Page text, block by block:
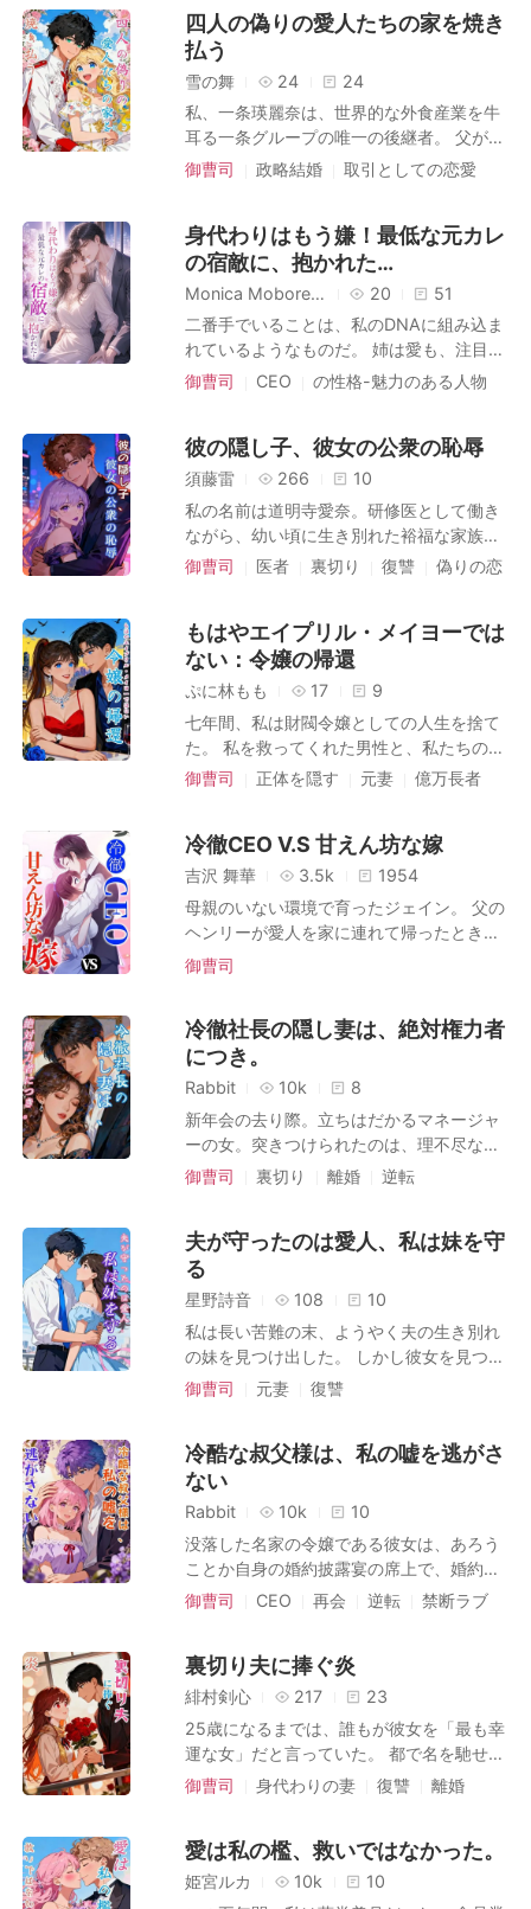
ろ」眉をひそめた彼はアシスタントに命令
した。「昨夜、俺の部屋に誰がいたか知り
たいんだ」 —あの女を見つけたら、ただで
は済まさないぞ— そして、物語はどうなる
のだろうか？
は、彼の恋人になった。 そんなある日、彼
の幼馴染である佳純が街に帰ってきた。彼
は私に、彼女と結婚すると告げ、手切れ金
を提示した。私の12年間の人生の対価とし
て、数億円を。
三角関係
四人の偽りの愛人たちの家を焼き
払う
雪の舞 24
24
私、一条瑛麗奈は、世界的な外食産業を牛
耳る一条グループの唯一の後継者。 父が引
き取った四人の孤児は、私の守護者であ
ものだった。 けれど、彼は私を愛してはい
なかった。 彼が愛していたのは、私が後援
していたインターンの月島瑠奈。 私との結
婚は、遺産を確保するためのビジネスディ
ールに過ぎないと、彼は瑠奈に約束してい
た。 私をもっと依存させるため、彼は巨大
なシャンデリアが私を押し潰しそうになる
彼は、瑠奈を慰めるのに忙しく、私が危険
に晒されていることに気づきもしなかっ
た。 兄と呼んでいた他の三人も、彼らの味
方をした。 私を「嫉妬深い性悪女」と罵っ
て。 あの死の淵をさまよってから、彼らへ
の愛は消え失せた。 私は、ついに諦めた。
って泣き濡れる隠し撮り映像が流された時
も、私は泣かなかった。 私は、微笑んだ。
なぜなら、彼らは知らない。 私自身が監視
カメラの映像を持っていることを。 そし
て、彼らの汚らわしい秘密を、一つ残らず
暴き立てようとしていることを。
御曹司 政略結婚
取引としての恋愛
身代わりはもう嫌！最低な元カレ
の宿敵に、抱かれた…
Monica Moboreader 20
51
二番手でいることは、私のDNAに組み込ま
れているようなものだ。 姉は愛も、注目
も、脚光も独り占めしてきた。 そして今度
に魅力的な、街の憧れの的。 姉が姿を消し
た後、両親は私にこの婚約を押し付けた
が、 正直なところ私は気にしていなかっ
た。 私は何年も前から彼に惹かれていたの
だ。 これが私のチャンスであり、 ついに
私が選ばれる番なのだと思っていた。 しか
を平手打ちした。 マグカップのことで。
姉が何年も前に彼に贈った、ひび割れた醜
いマグカップのことで。 その時、私は悟っ
た。 彼は私を愛してなどおらず、私のこと
を見てすらいないと。 私はただ、彼が本当
に望む女性のための、体温を持った身代わ
りにすぎなかったのだ。 どうやら私には、
別れを告げて、これから起こる大惨事に備
えた。両親は取り乱し、元婚約者は億万長
者としての癇癪を起こし、彼の恐ろしい家
族は私の破滅を企てるだろう。 当然、私に
はアルコールが必要だった。 大量のアルコ
ールが。 そこへ、ある男が現れた。 長身
的。 ただ存在するだけで罪を犯したくなる
ような男。 彼とは以前に一度だけ会ったこ
とがあり、その夜、酔って自己憐憫に浸る
私と同じバーに偶然居合わせていたのだ。
そこで私は、唯一の論理的な行動に出た。
彼をホテルの部屋に引きずり込み、服を脱
がせたのだ。 無謀で、 愚かで、 完全に軽
果的に、私がこれまで下した中で最高の決
断でもあった。 なぜなら、その一夜限りの
相手は、ただの通りすがりの男ではなかっ
たからだ。 彼は元婚約者よりも裕福で、私
の家族の誰よりも権力があり、私が火遊び
をするには危険すぎる存在だった。 そして
今、彼は私を手放そうとしない。
御曹司 CEO
の性格-魅力のある人物
恋愛
世界観-都市
彼の隠し子、彼女の公衆の恥辱
須藤雷 266
10
私の名前は道明寺愛奈。研修医として働き
ながら、幼い頃に生き別れた裕福な家族
と、ようやく再会を果たした。私には愛情
で、そして脆い嘘だった。 その嘘が粉々に
砕け散ったのは、ある火曜日のこと。婚約
者の海斗が役員会議だと言っていたのに、
のを見つけてしまったから。朝倉希良。五
年前、私に罪を着せようとして精神を病ん
だと聞かされていた女。 落ちぶれた姿では
斗の腕の中で笑うレオという小さな男の子
を抱いていた。 漏れ聞こえてきた会話。レ
オは二人の息子。私はただの「繋ぎ」。海
斗が私の実家のコネを必要としなくなるま
での、都合のいい存在。そして、私の両
親…道明寺家の人間も、すべてを知ってい
のすべてが――愛情深い両親も、献身的な
婚約者も、ようやく手に入れたはずの安心
も――すべてが、巧妙に仕組まれた舞台装
置だった。そして私は、主役を演じる愚か
な道化に過ぎなかった。海斗が、本物の家
族の隣に立ちながら私に送ってきた「会
議、今終わった。疲れたよ。会いたいな。
な嘘のメッセージが、最後のとどめになっ
た。 奴らは私を哀れだと思っていた。馬鹿
だと思っていた。 その考えが、どれほど間
違っていたか。もうすぐ、思い知ることに
なる。
御曹司 医者 裏切り 復讐
偽りの恋
もはやエイプリル・メイヨーでは
ない：令嬢の帰還
ぷに林もも 17
9
七年間、私は財閥令嬢としての人生を捨て
た。 私を救ってくれた男性と、私たちの息
子と共に、ささやかな家で暮らすために。
をまとって帰ってきた夜だった。 彼はその
浮気を「経営統合」だなんて呼んだけれ
ど、ゴシップ記事が真実を物語っていた。
彼は家族よりも、権力を選んだのだ。 彼の
母親は私たちを本邸に呼びつけ、彼の愛人
が「唯一の正統な後継者」を妊娠したと発
事を与え、息子は養子としてなら置いてや
ると言った。 私がすべてを捧げたパートナ
ー、その男は、母親が公衆の面前で私たち
母子の存在を消し去っていくのを、ただ黙
って隣に立って見ていた。 五歳の息子が、
震える声で私を見上げて尋ねた。 その問い
が、私の心の最後の欠片を破壊した。 「マ
息子の誕生日にやってきた。 彼の愛人は、
私たちを騙して婚約パーティーに出席させ
た。 そこで彼は、私たちの息子を床に突き
飛ばし、自分の子ではないと否定した。 彼
の家族が私に襲いかかる中、息子は助けを
求めて彼に懇願した。 彼を「旦那様」と呼
びながら。 その瞬間、彼が知っていた女は
ら永遠に歩み去った。 そして、私が捨てた
帝国に電話をかけた。 世界が私の本当の名
前を思い出す時が来たのだ。
御曹司 正体を隠す 元妻
億万長者
冷徹CEO V.S 甘えん坊な嫁
吉沢 舞華 3.5k
1954
母親のいない環境で育ったジェイン。 父の
ヘンリーが愛人を家に連れて帰ったとき、
彼女の人生は絶望の淵に落ちてしまった。
分が犠牲になっても構わないと思った彼女
は、父が欲しがっていた土地のために金持
ちのCEOと結婚した。でも、彼女の失敗と
かった。母親の死の真相を明らかにするた
めに、ジェインは命をかけた。あれは事故
なのか？それとも殺人？継母が父を裏切っ
決めた。 この世界でひとりぼっちになった
とき, ジェインは元彼と出会った。彼の優
しさは、彼への愛情を再燃させるだろう
か？彼女は結婚生活を続けられるのだろう
か？
御曹司
冷徹社長の隠し妻は、絶対権力者
につき。
Rabbit 10k
8
新年会の去り際。立ちはだかるマネージャ
ーの女。突きつけられたのは、理不尽な支
払強要。 架空請求だと一蹴する私。だが女
を塗る気か？死にたいようだな」 反論も許
さず、女は袖を捲り上げ、私を指弾する。
「私の正体を知らないと？ グループ総帥、
人』よ！」 思考停止。あの人と結婚したの
は、紛れもなく私だ。なぜ赤の他人が
「妻」を騙る？ 次の瞬間、私は夫へコール
『二番目の妻』を囲っていたの？」
御曹司 裏切り 離婚
逆転
夫が守ったのは愛人、私は妹を守
る
星野詩音 108
10
私は長い苦難の末、ようやく夫の生き別れ
の妹を見つけ出した。 しかし彼女を見つけ
たときには、すでに瀕死の状態だった。 慌
まう。 ところが相手は、私に土下座を強要
し、さらに修理代として1000万の賠償を求
めてきた。 私は必死に訴えた。「明らかに
どうして全部私の責任になるの!?それに、
人の命がかかってるの。まずは病院に行か
せて！」 けれど女は私を乱暴に突き飛ばし
日、うちの夫が買ってくれたばかりなの
よ。あんたみたいな貧乏人にぶつけられる
なんて最悪！」 「私の夫は京都一の大富豪
の後継者よ。命なんて2つでも10あっても
関係ない！」 私は数秒、言葉を失った。
――大富豪の後継者？ 目の前の横柄な女
は一体どうなる……？
御曹司 元妻
復讐
冷酷な叔父様は、私の嘘を逃がさ
ない
Rabbit 10k
10
没落した名家の令嬢である彼女は、あろう
ことか自身の婚約披露宴の席上で、婚約者
より公然と辱めを受け、婚約破棄を突きつ
と、彼の叔父であり絶大な権勢を誇る実力
者の子を身籠ったと、偽りの告白をしたの
である。 男は予想に反して彼女の嘘に話を
合わせ、こうして二人は、計算尽くで始ま
った誤解だらけの契約結婚生活へと足を踏
み入れることとなる。
御曹司 CEO 再会 逆転
禁断ラブ
裏切り夫に捧ぐ炎
緋村剣心 217
23
25歳になるまでは、誰もが彼女を「最も幸
運な女」だと言っていた。 都で名を馳せる
御曹司が一目で心を奪われ、たとえ彼女が
げたはずのその枕辺の人こそが、自分の脚
を奪った黒幕だった――！ 彼女は炎の中で
過去の弱く惨めな自分に別れを告げ、新た
御曹司 身代わりの妻 復讐
離婚
愛は私の檻、救いではなかった。
姫宮ルカ 10k
10